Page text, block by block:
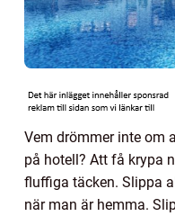
Vem drömmer inte om
på hotell? Att få krypa
fluffiga täcken. Slippa
när man är hemma.